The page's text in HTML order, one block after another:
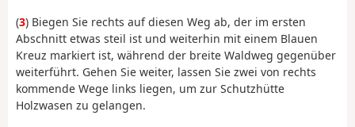
(3) Biegen Sie rechts auf diesen Weg ab, der im ersten
Abschnitt etwas steil ist und weiterhin mit einem Blauen
Kreuz markiert ist, während der breite Waldweg gegenüber
weiterführt. Gehen Sie weiter, lassen Sie zwei von rechts
kommende Wege links liegen, um zur Schutzhütte
Holzwasen zu gelangen.